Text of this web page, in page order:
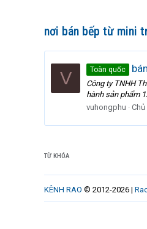
nơi bán bếp từ mini
V Toàn quốc
Công ty TNHH
hành sản phẩm
vuhongphu
TỪ KHÓA
KÊNH RAO © 2012-2026 |